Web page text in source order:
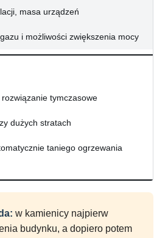
masa urządzeń
i możliwości zwiększenia mocy
tymczasowe
dużych stratach
taniego ogrzewania
w kamienicy najpierw
budynku, a dopiero potem